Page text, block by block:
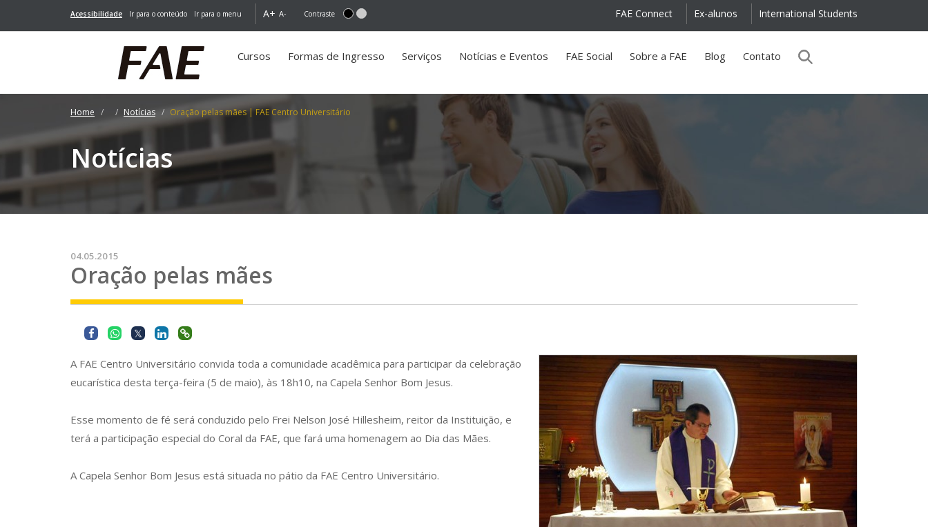
Acessibilidade Ir para o conteúdo Ir para o menu A+ A- Contraste International Students
Ex-alunos
FAE Connect
Cursos Formas de Ingresso Serviços Notícias e Eventos FAE Social Sobre a FAE Blog Contato
Home Notícias Oração pelas mães | FAE Centro Universitário
Notícias
04.05.2015
Oração pelas mães
A FAE Centro Universitário convida toda a comunidade acadêmica para participar da celebração
eucarística desta terça-feira (5 de maio), às 18h10, na Capela Senhor Bom Jesus.
Esse momento de fé será conduzido pelo Frei Nelson José Hillesheim, reitor da Instituição, e
terá a participação especial do Coral da FAE, que fará uma homenagem ao Dia das Mães.
A Capela Senhor Bom Jesus está situada no pátio da FAE Centro Universitário.